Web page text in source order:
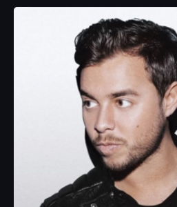
musica house, fino a
mondiale. Ti aspetta al Tropics!